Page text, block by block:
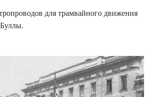
для трамвайного движения